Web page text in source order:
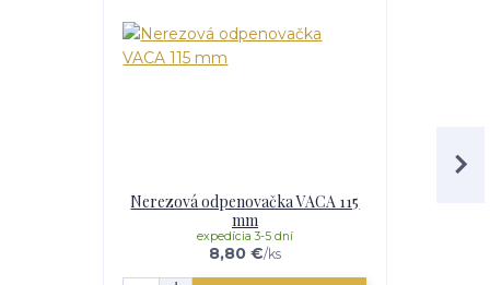
Nerezová odpenovačka VACA 115
mm
8,80 €/ks
expedícia 3-5 dní